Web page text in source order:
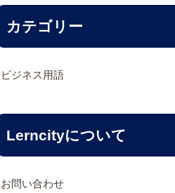
カテゴリー
ビジネス用語
Lerncityについて
お問い合わせ